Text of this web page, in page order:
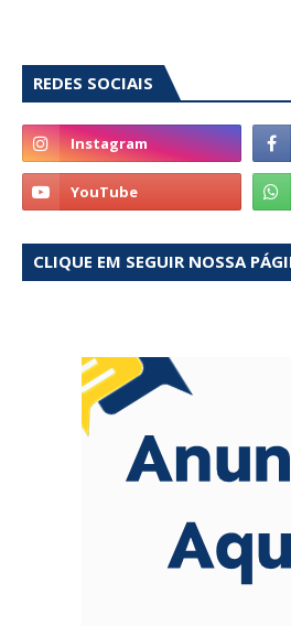
REDES SOCIAIS
CLIQUE EM SEGUIR NOSSA